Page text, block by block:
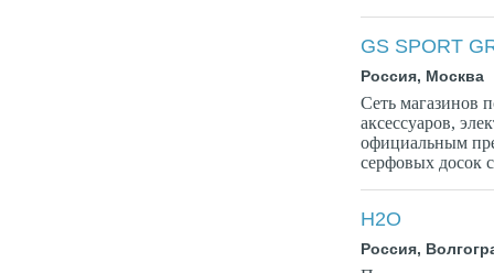
GS SPORT
Россия, Москва
Сеть магазинов
аксессуаров,
официальным
серфовых досок
H2O
Россия,